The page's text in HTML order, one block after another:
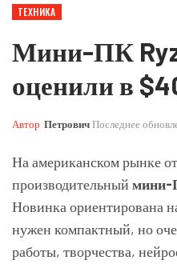
ТЕХНИКА
Мини-ПК
оценили в
Автор ПетровичПоследнее
На американском рынке
производительный мини-
Новинка ориентирована
нужен компактный, но
работы, творчества,